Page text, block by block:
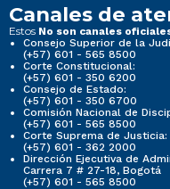
Canales de
Estos No son canales
Consejo Superior de la
(+57) 601 - 565 8500
Corte Constitucional:
(+57) 601 - 350 6200
Consejo de Estado:
(+57) 601 - 350 6700
Comisión Nacional de
(+57) 601 - 565 8500
Corte Suprema de Justicia:
(+57) 601 - 362 2000
Dirección Ejecutiva de
Carrera 7 # 27-18, Bogotá
(+57) 601 - 565 8500